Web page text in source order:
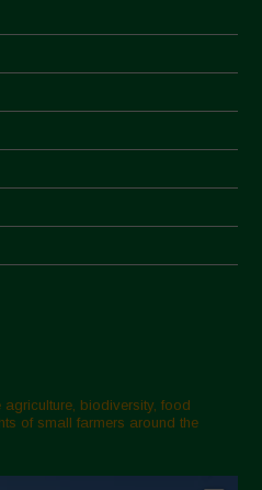
biodiversity, food
of small farmers around the